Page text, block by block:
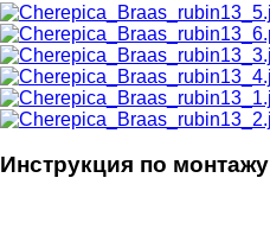
Инструкция по монтажу